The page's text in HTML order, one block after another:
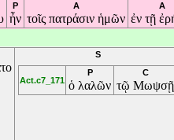
P
ἦν
A
τοῖς πατράσιν ἡμῶν
A
ἐν τῇ
S
Act.c7_171
P
ὁ λαλῶν
C
τῷ Μωψσῇ